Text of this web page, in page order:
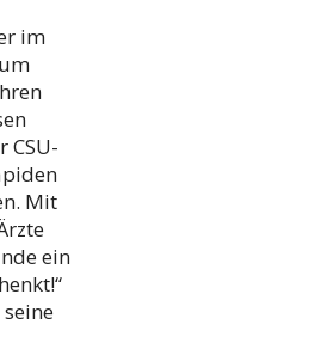
im
CSU-
Mit
ein